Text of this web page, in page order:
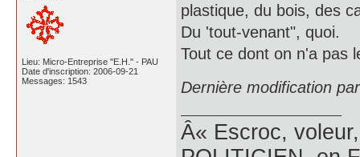
Lieu: Micro-Entreprise "E.H." - PAU
Date d'inscription: 2006-09-21
Messages: 1543
plastique, du bois, des
Du 'tout-venant", quoi.
Tout ce dont on n'a pas
Dernière modification
Â« Escroc,